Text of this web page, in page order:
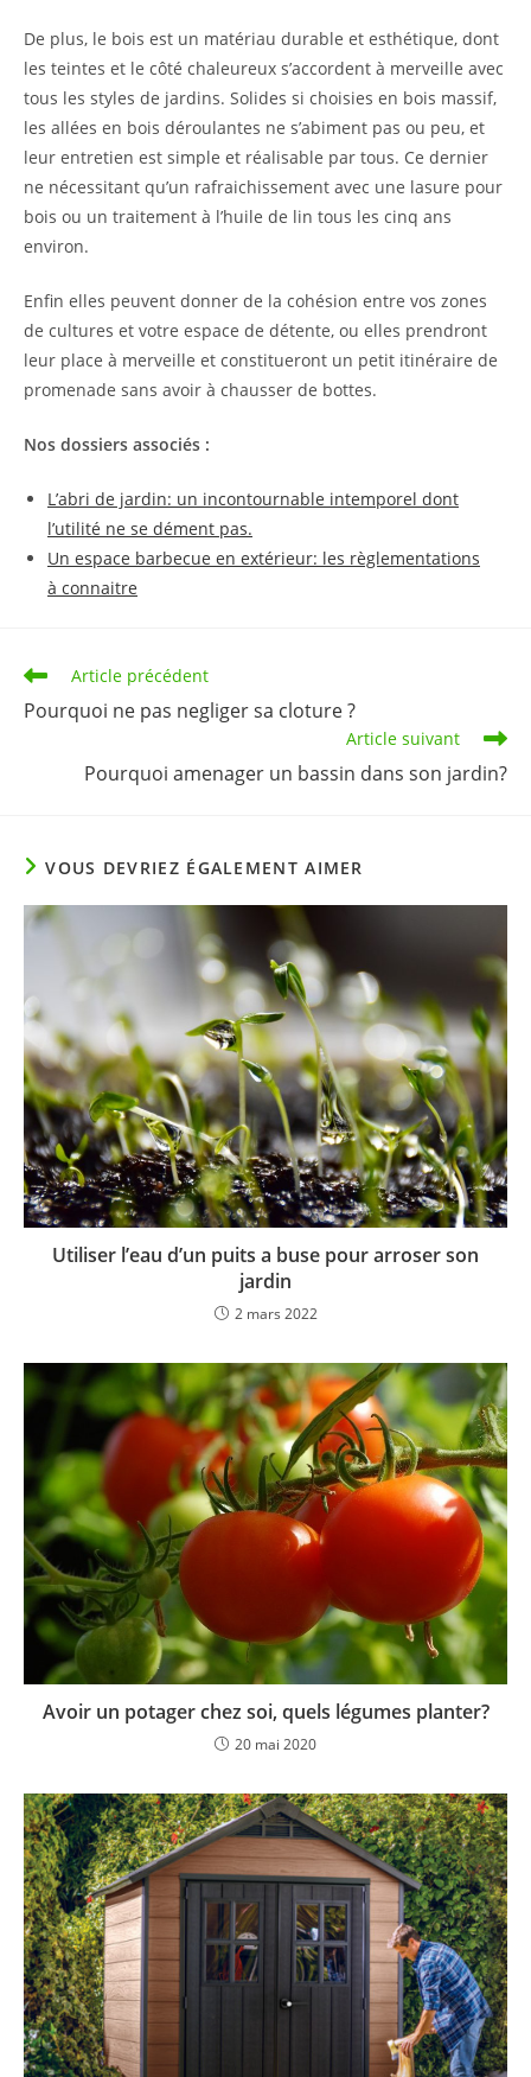
De plus, le bois est un matériau durable et esthétique, dont
les teintes et le côté chaleureux s’accordent à merveille avec
tous les styles de jardins. Solides si choisies en bois massif,
les allées en bois déroulantes ne s’abiment pas ou peu, et
leur entretien est simple et réalisable par tous. Ce dernier
ne nécessitant qu’un rafraichissement avec une lasure pour
bois ou un traitement à l’huile de lin tous les cinq ans
environ.
Enfin elles peuvent donner de la cohésion entre vos zones
de cultures et votre espace de détente, ou elles prendront
leur place à merveille et constitueront un petit itinéraire de
promenade sans avoir à chausser de bottes.
Nos dossiers associés :
L’abri de jardin: un incontournable intemporel dont
l’utilité ne se dément pas.
Un espace barbecue en extérieur: les règlementations
à connaitre
Read
articles
Article précédent
Pourquoi ne pas negliger sa cloture ?
Article suivant
Pourquoi amenager un bassin dans son jardin?
VOUS DEVRIEZ ÉGALEMENT AIMER
Utiliser l’eau d’un puits a buse pour arroser son
jardin
2 mars 2022
Avoir un potager chez soi, quels légumes planter?
20 mai 2020